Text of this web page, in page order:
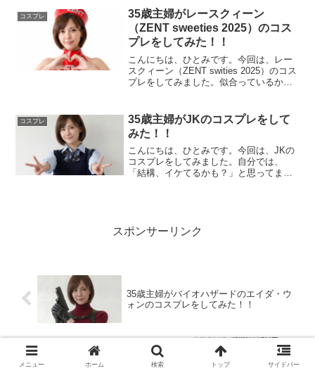
ール（Bud Girl ）とは？】バドガールと
は...
コスプレ
35歳主婦がレースクィーン
（ZENT sweeties 2025）のコス
プレをしてみた！！
こんにちは、ひとみです。今回は、レー
スクィーン（ZENT swities 2025）のコス
プレをしてみました。似合っているか保
像引用元：...
コスプレ
35歳主婦がJKのコスプレをして
みた！！
こんにちは、ひとみです。今回は、JKの
コスプレをしてみました。自分では、
「結構、イケてるかも？」と思ってます
スポンサーリンク
35歳主婦がバイオハザードのエイダ・ウ
ォンのコスプレをしてみた！！
クラスで2番目に可愛い女の子と友だちに
なったコミック全巻セット（1～7巻）新
メニュー ホーム 検索 トップ サイドバー